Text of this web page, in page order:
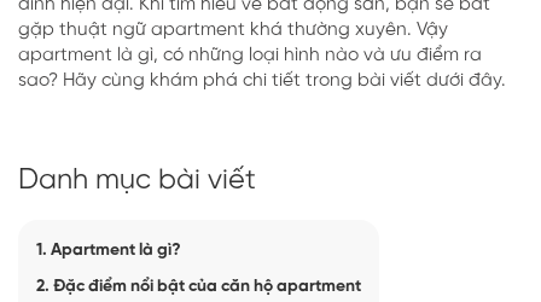
đình hiện đại. Khi tìm hiểu về bất động sản, bạn sẽ bắt
gặp thuật ngữ apartment khá thường xuyên. Vậy
apartment là gì, có những loại hình nào và ưu điểm ra
sao? Hãy cùng khám phá chi tiết trong bài viết dưới đây.
Danh mục bài viết
1. Apartment là gì?
2. Đặc điểm nổi bật của căn hộ apartment